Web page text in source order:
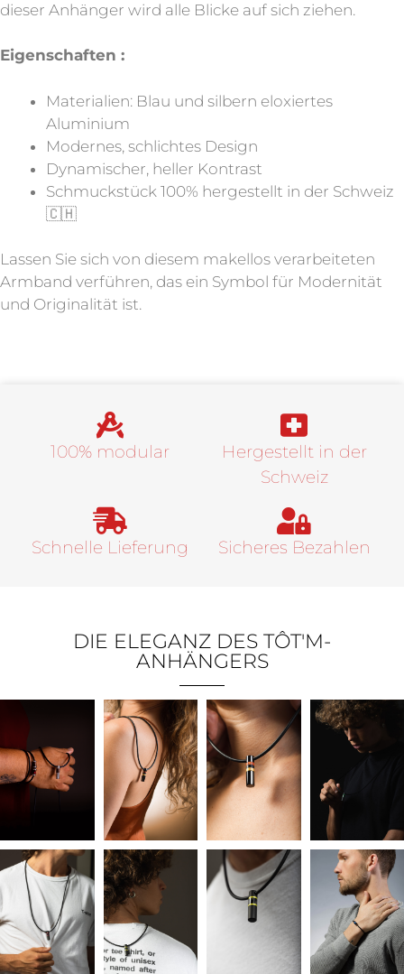
dieser Anhänger wird alle Blicke auf sich ziehen.
Eigenschaften :
Materialien: Blau und silbern eloxiertes
Aluminium
Modernes, schlichtes Design
Dynamischer, heller Kontrast
Schmuckstück 100% hergestellt in der Schweiz
🇨🇭
Lassen Sie sich von diesem makellos verarbeiteten
Armband verführen, das ein Symbol für Modernität
und Originalität ist.
100% modular
Hergestellt in der
Schweiz
Schnelle Lieferung Sicheres Bezahlen
DIE ELEGANZ DES TÔT'M-
ANHÄNGERS